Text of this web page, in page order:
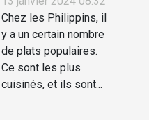
Philippines
Chez les Philippins, il
y a un certain nombre
de plats populaires.
Ce sont les plus
cuisinés, et ils sont...